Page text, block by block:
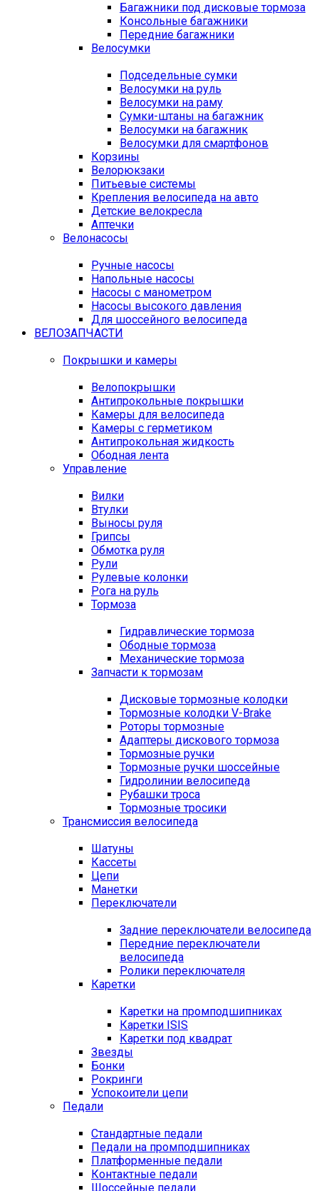
Багажники под дисковые тормоза
Консольные багажники
Передние багажники
Велосумки
Подседельные сумки
Велосумки на руль
Велосумки на раму
Сумки-штаны на багажник
Велосумки на багажник
Велосумки для смартфонов
Корзины
Велорюкзаки
Питьевые системы
Крепления велосипеда на авто
Детские велокресла
Аптечки
Велонасосы
Ручные насосы
Напольные насосы
Насосы с манометром
Насосы высокого давления
Для шоссейного велосипеда
ВЕЛОЗАПЧАСТИ
Покрышки и камеры
Велопокрышки
Антипрокольные покрышки
Камеры для велосипеда
Камеры с герметиком
Антипрокольная жидкость
Ободная лента
Управление
Вилки
Втулки
Выносы руля
Грипсы
Обмотка руля
Рули
Рулевые колонки
Рога на руль
Тормоза
Гидравлические тормоза
Ободные тормоза
Механические тормоза
Запчасти к тормозам
Дисковые тормозные колодки
Тормозные колодки V-Brake
Роторы тормозные
Адаптеры дискового тормоза
Тормозные ручки
Тормозные ручки шоссейные
Гидролинии велосипеда
Рубашки троса
Тормозные тросики
Трансмиссия велосипеда
Шатуны
Кассеты
Цепи
Манетки
Переключатели
Задние переключатели велосипеда
Передние переключатели
велосипеда
Ролики переключателя
Каретки
Каретки на промподшипниках
Каретки ISIS
Каретки под квадрат
Звезды
Бонки
Рокринги
Успокоители цепи
Педали
Стандартные педали
Педали на промподшипниках
Платформенные педали
Контактные педали
Шоссейные педали